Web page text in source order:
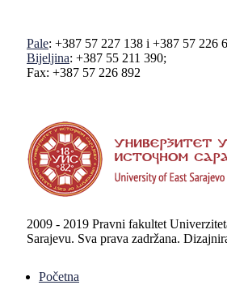
Pale: +387 57 227 138 i +387 57 226
Bijeljina: +387 55 211 390;
Fax: +387 57 226 892
2009 - 2019 Pravni fakultet
Sarajevu. Sva prava zadržana.
Početna